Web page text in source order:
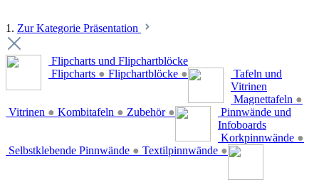
1. Zur Kategorie Präsentation
Flipcharts und Flipchartblöcke
Flipcharts ● Flipchartblöcke ●
Tafeln und
Vitrinen
Magnettafeln ●
Vitrinen ● Kombitafeln ● Zubehör ●
Pinnwände und
Infoboards
Korkpinnwände ●
Selbstklebende Pinnwände ● Textilpinnwände ●